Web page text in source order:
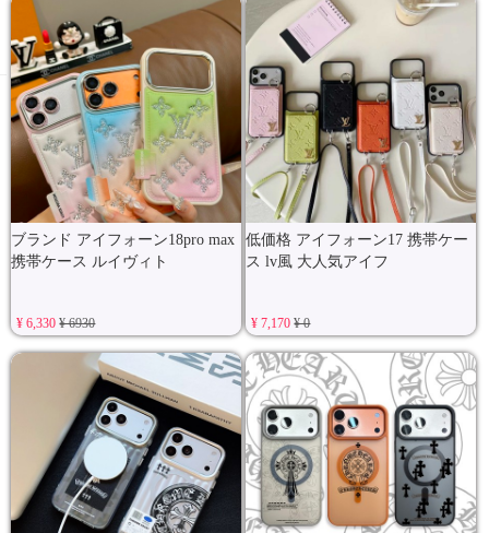
ブランド アイフォーン18pro max
携帯ケース ルイヴィト
¥ 6,330¥ 6930
低価格 アイフォーン17 携帯ケー
ス lv風 大人気アイフ
¥ 7,170¥ 0